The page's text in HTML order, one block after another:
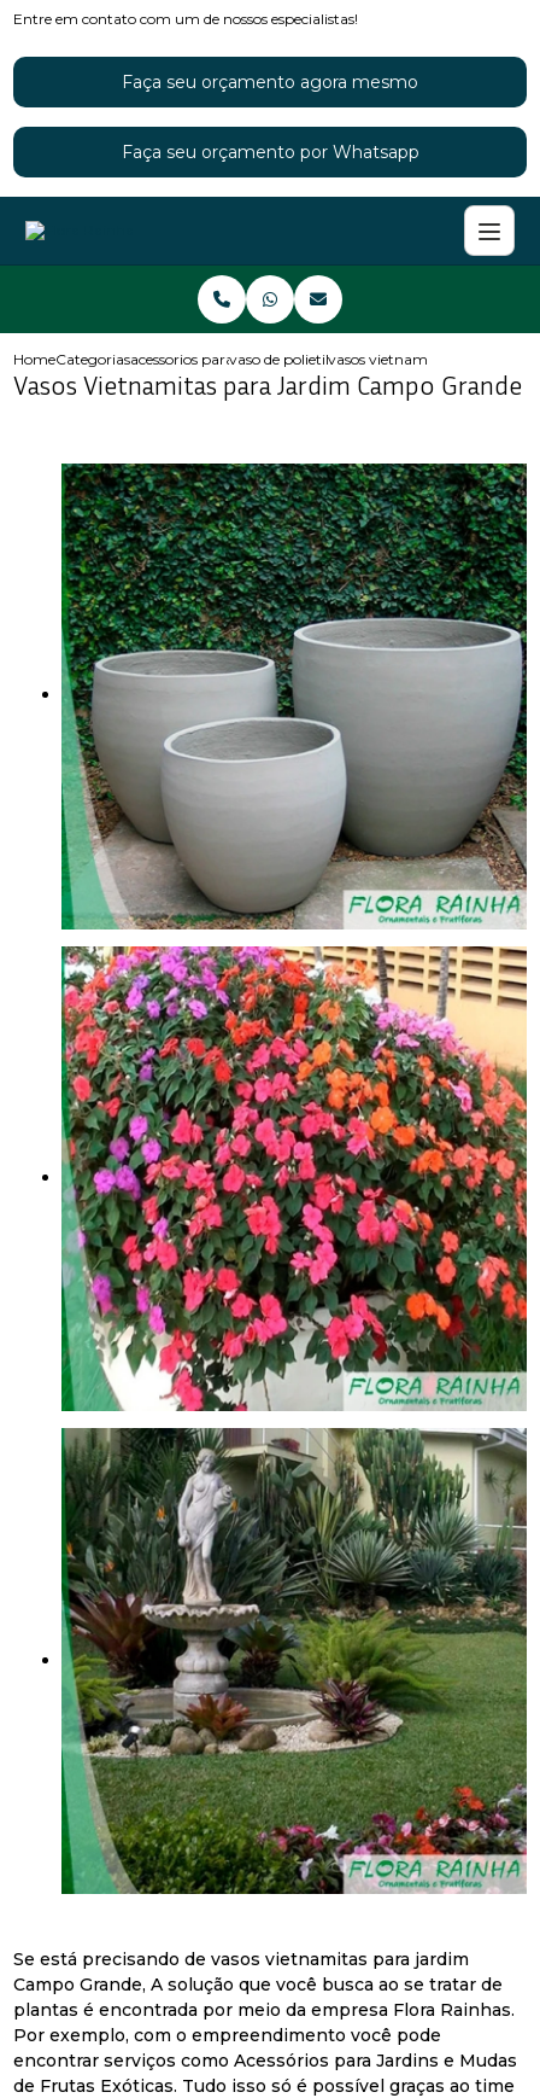
Entre em contato com um de nossos especialistas!
Faça seu orçamento agora mesmo
Faça seu orçamento por Whatsapp
HomeCategoriasacessorios para jardinsvaso de polietileno para jardim
vasos vietnamitas para
Vasos Vietnamitas para Jardim Campo Grande
Se está precisando de vasos vietnamitas para jardim
Campo Grande, A solução que você busca ao se tratar de
plantas é encontrada por meio da empresa Flora Rainhas.
Por exemplo, com o empreendimento você pode
encontrar serviços como Acessórios para Jardins e Mudas
de Frutas Exóticas. Tudo isso só é possível graças ao time